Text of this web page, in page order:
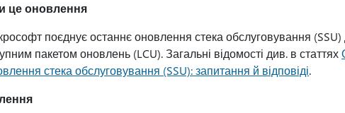
це оновлення
поєднує останнє оновлення стека обслуговування (SSU)
пакетом оновлень (LCU). Загальні відомості див. в статтях
стека обслуговування (SSU): запитання й відповіді.